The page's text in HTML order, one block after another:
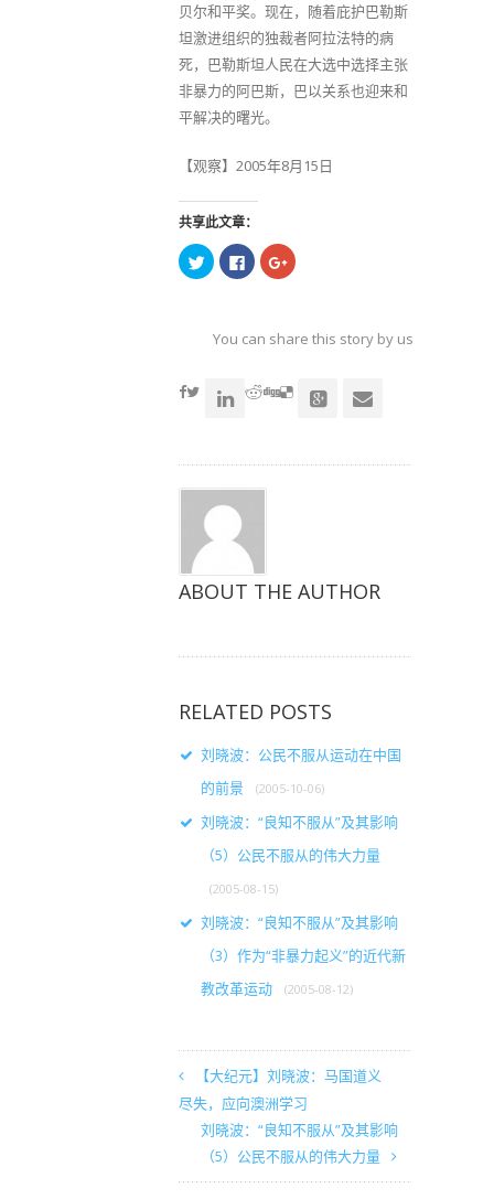
贝尔和平奖。现在，随着庇护巴勒斯
坦激进组织的独裁者阿拉法特的病
死，巴勒斯坦人民在大选中选择主张
非暴力的阿巴斯，巴以关系也迎来和
平解决的曙光。
【观察】2005年8月15日
共享此文章：
点
击
共
享
窗
口
点
击
共
享
窗
口
点
击
共
享
窗
口
You can share this story by using your
ABOUT THE AUTHOR
RELATED POSTS
刘晓波：公民不服从运动在中国
的前景
(2005-10-06)
刘晓波：“良知不服从”及其影响
（5）公民不服从的伟大力量
(2005-08-15)
刘晓波：“良知不服从”及其影响
（3）作为“非暴力起义”的近代新
教改革运动
(2005-08-12)
【大纪元】刘晓波：马国道义
尽失，应向澳洲学习
刘晓波：“良知不服从”及其影响
（5）公民不服从的伟大力量